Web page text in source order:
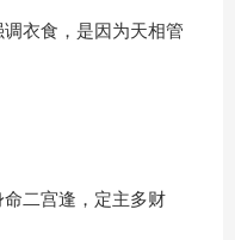
衣食，是因为天相管
二宫逢，定主多财